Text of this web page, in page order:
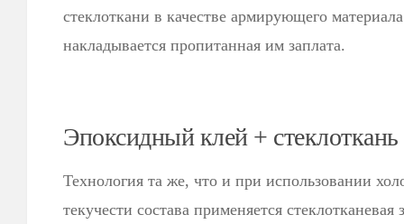
стеклоткани в качестве армирующего
накладывается пропитанная им заплата.
Эпоксидный клей + стеклоткань
Технология та же, что и при использовании
текучести состава применяется стеклотканевая